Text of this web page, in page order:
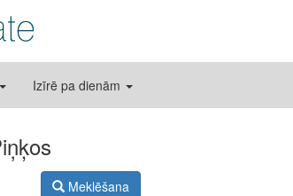
Izīrē pa dienām
Meklēšana